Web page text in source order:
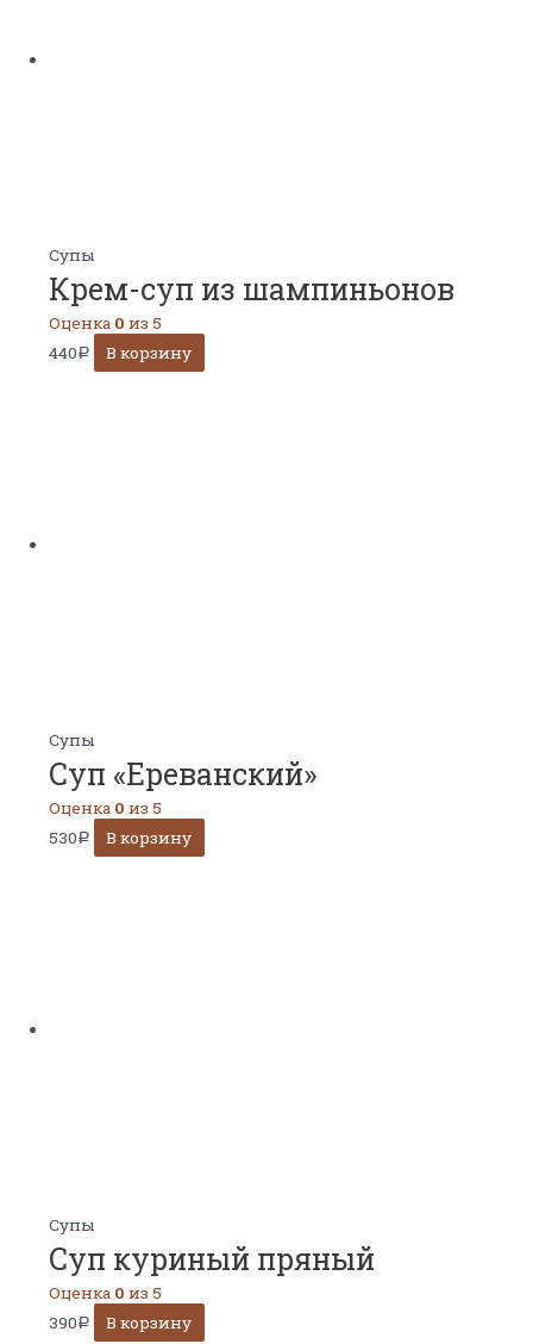
Супы
Крем-суп из шампиньонов
Оценка 0 из 5
440 Р В корзину
Супы
Суп «Ереванский»
Оценка 0 из 5
530 Р В корзину
Супы
Суп куриный пряный
Оценка 0 из 5
390 Р В корзину